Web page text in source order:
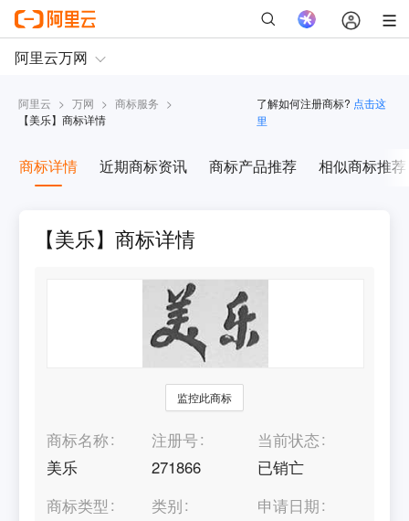
阿里云 > 万网 > 商标服务 >
【美乐】商标详情
了解如何注册商标? 点击这
里
商标详情 近期商标资讯 商标产品推荐 相似商标推荐
【美乐】商标详情
监控此商标
商标名称
美乐
注册号
271866
当前状态
已销亡
商标类型
类别
申请日期